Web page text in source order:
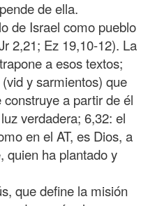
de ella.
de Israel como pueblo
2,21; Ez 19,10-12). La
a esos textos;
y sarmientos) que
a partir de él
verdadera; 6,32: el
en el AT, es Dios, a
quien ha plantado y
que define la misión